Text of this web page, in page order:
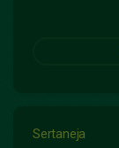
Sertaneja